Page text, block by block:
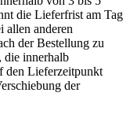
die Lieferfrist am Tag
allen anderen
der Bestellung zu
die innerhalb
den Lieferzeitpunkt
der